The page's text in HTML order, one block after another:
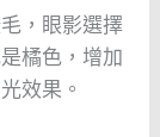
，眼影選擇
橘色，增加
效果。